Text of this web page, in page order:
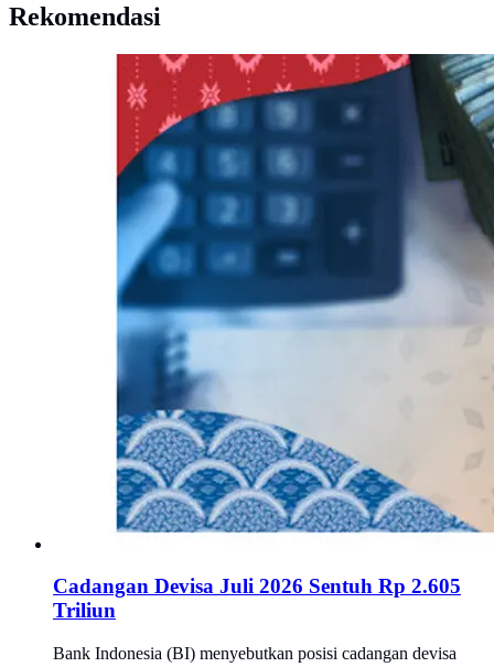
Rekomendasi
Cadangan Devisa Juli 2026 Sentuh Rp 2.605
Triliun
Bank Indonesia (BI) menyebutkan posisi cadangan devisa